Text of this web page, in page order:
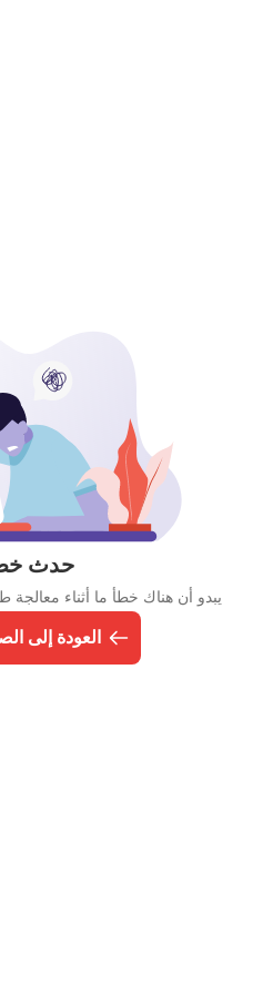
حدث
يبدو أن هناك خطأ ما أثناء
العودة إلى